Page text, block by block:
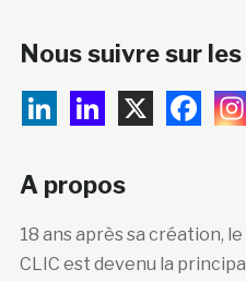
Nous suivre sur
A propos
18 ans après sa création,
CLIC est devenu la